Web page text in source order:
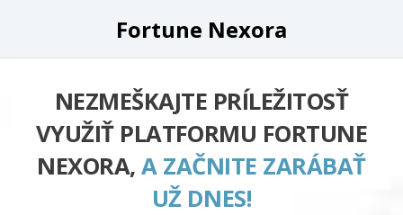
Fortune Nexora
NEZMEŠKAJTE PRÍLEŽITOSŤ
VYUŽIŤ PLATFORMU FORTUNE
NEXORA,A ZAČNITE ZARÁBAŤ
UŽ DNES!